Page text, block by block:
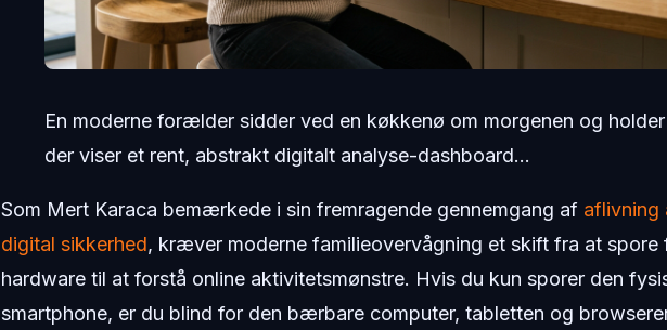
En moderne forælder sidder ved en køkkenø om morgenen og
der viser et rent, abstrakt digitalt analyse-dashboard...
Som Mert Karaca bemærkede i sin fremragende gennemgang af aflivning
digital sikkerhed, kræver moderne familieovervågning et skift fra at spore
hardware til at forstå online aktivitetsmønstre. Hvis du kun sporer den
smartphone, er du blind for den bærbare computer, tabletten og